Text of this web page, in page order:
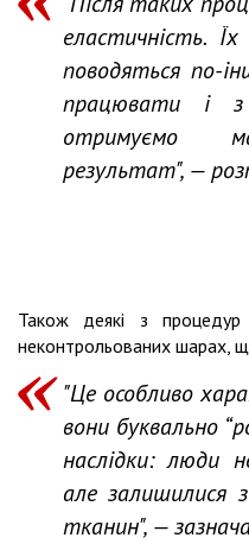
еластичність.
поводяться по-
працювати і
отримуємо
результат", —
Також деякі з
неконтрольованих шарах,
"Це особливо
вони буквально
наслідки: люди
але залишилися
тканин", —